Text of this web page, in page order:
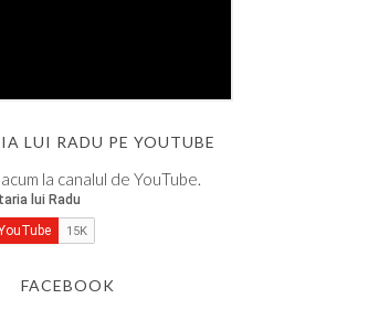
LUI RADU PE YOUTUBE
la canalul de YouTube.
FACEBOOK